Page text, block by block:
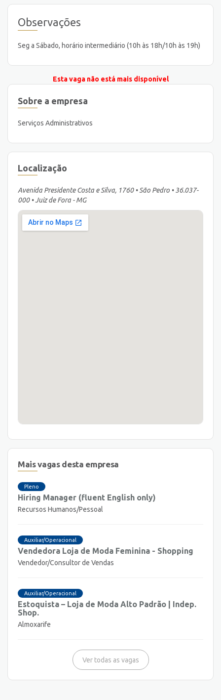
Observações
Seg a Sábado, horário intermediário (10h às 18h/10h às 19h)
Esta vaga não está mais disponível
Sobre a empresa
Serviços Administrativos
Localização
Avenida Presidente Costa e Silva, 1760 • São Pedro • 36.037-
000 • Juiz de Fora - MG
Mais vagas desta empresa
Pleno
Hiring Manager (fluent English only)
Recursos Humanos/Pessoal
Auxiliar/Operacional
Vendedora Loja de Moda Feminina - Shopping
Vendedor/Consultor de Vendas
Auxiliar/Operacional
Estoquista – Loja de Moda Alto Padrão | Indep.
Shop.
Almoxarife
Ver todas as vagas